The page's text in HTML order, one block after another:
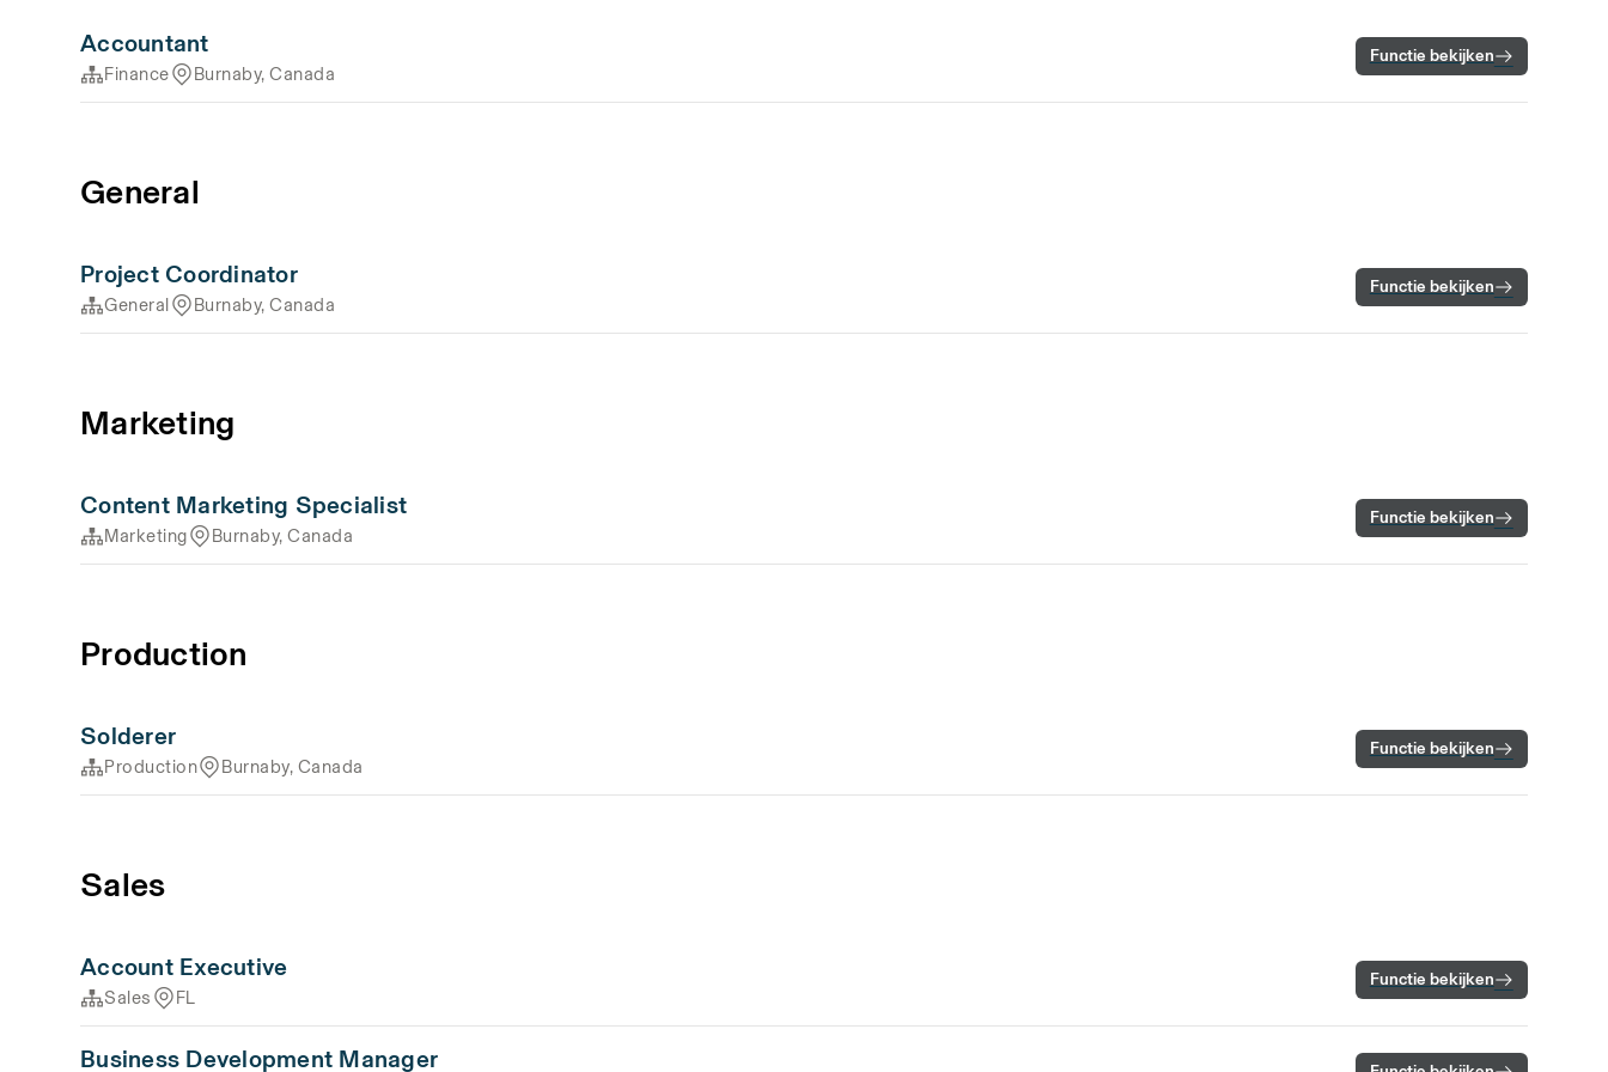
Accountant
Finance Burnaby, Canada
Functie bekijken
General
Project Coordinator
General Burnaby, Canada
Functie bekijken
Marketing
Content Marketing Specialist
Marketing Burnaby, Canada
Functie bekijken
Production
Solderer
Production Burnaby, Canada
Functie bekijken
Sales
Account Executive
Sales FL
Functie bekijken
Business Development Manager